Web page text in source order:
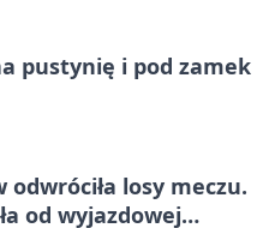
pustynię i pod zamek
odwróciła losy meczu.
od wyjazdowej